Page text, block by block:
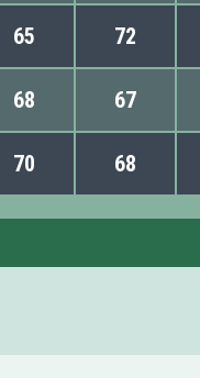
65 72
68 67
70 68